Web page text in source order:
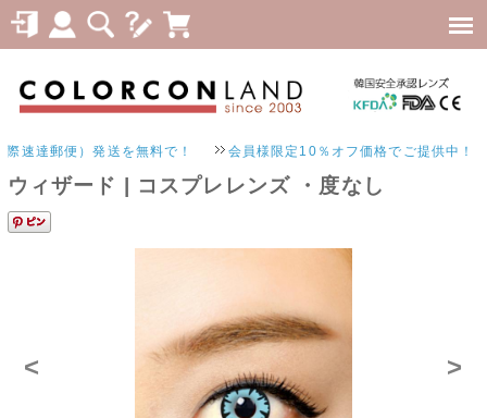
達郵便）発送を無料で！ 会員様限定10％オフ価格でご提供中！
ウィザード | コスプレレンズ ・度なし
< >